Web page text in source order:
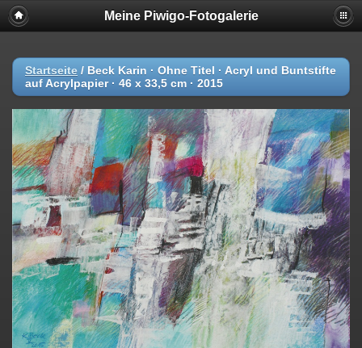
Meine Piwigo-Fotogalerie
Startseite / Beck Karin · Ohne Titel · Acryl und Buntstifte
auf Acrylpapier · 46 x 33,5 cm · 2015